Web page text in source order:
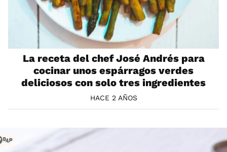
La receta del chef José Andrés para
cocinar unos espárragos verdes
deliciosos con solo tres ingredientes
HACE 2 AÑOS